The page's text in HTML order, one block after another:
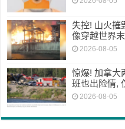
失控! 山火摧
像穿越世界
2026-08-05
惊爆! 加拿大
班也出险情,
2026-08-05